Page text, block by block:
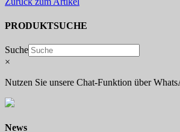
PRODUKTSUCHE
Suche
×
Nutzen Sie unsere Chat-Funktion über
News